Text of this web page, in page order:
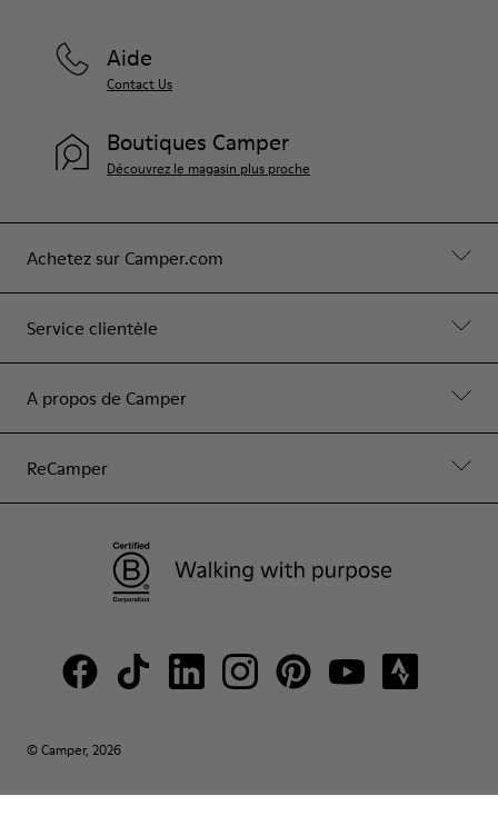
Achetez sur Camper.com
Service clientèle
A propos de Camper
ReCamper
Aide
Contact Us
Boutiques Camper
Découvrez le magasin plus proche
© Camper, 2026